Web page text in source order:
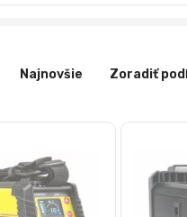
Najnovšie Zoradiť